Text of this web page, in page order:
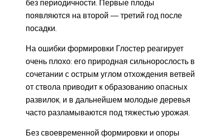
без периодичности. Первые плоды
появляются на второй — третий год после
посадки.
На ошибки формировки Глостер реагирует
очень плохо: его природная сильнорослость в
сочетании с острым углом отхождения ветвей
от ствола приводит к образованию опасных
развилок, и в дальнейшем молодые деревья
часто разламываются под тяжестью урожая.
Без своевременной формировки и опоры